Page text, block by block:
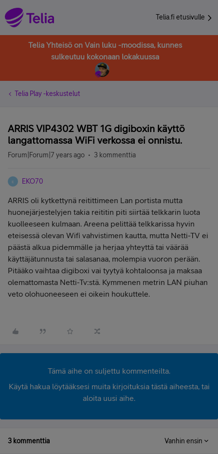
Telia.fi etusivulle
Telia Yhteisö on Vain luku -moodissa, kunnes
sulkeutuu kokonaan lokakuussa
Telia Play -keskustelut
ARRIS VIP4302 WBT 1G digiboxin käyttö
langattomassa WiFi verkossa ei onnistu.
Forum|Forum|7 years ago 3 kommenttia
E EKO70
ARRIS oli kytkettynä reitittimeen Lan portista mutta
huonejärjestelyjen takia reititin piti siirtää telkkarin luota
kuolleeseen kulmaan. Areena pelittää telkkarissa hyvin
eteisessä olevan Wifi vahvistimen kautta, mutta Netti-TV ei
päästä alkua pidemmälle ja herjaa yhteyttä tai väärää
käyttäjätunnusta tai salasanaa, molempia vuoron perään.
Pitääko vaihtaa digiboxi vai tyytyä kohtaloonsa ja maksaa
olemattomasta Netti-Tv:stä. Kymmenen metrin LAN piuhan
veto olohuoneeseen ei oikein houkuttele.
Tämä aihe on suljettu kommenteilta.
Käytä hakua löytääksesi muita kirjoituksia tästä aiheesta, tai
aloita uusi aihe.
3 kommenttia Vanhin ensin